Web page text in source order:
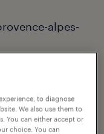
alpes-
to diagnose
We also use them to
You can either accept or
choice. You can